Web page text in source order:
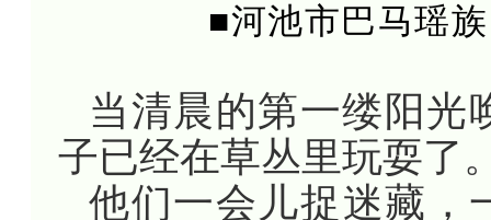
■河池市巴马瑶
当清晨的第一缕阳光
子已经在草丛里玩耍了
他们一会儿捉迷藏